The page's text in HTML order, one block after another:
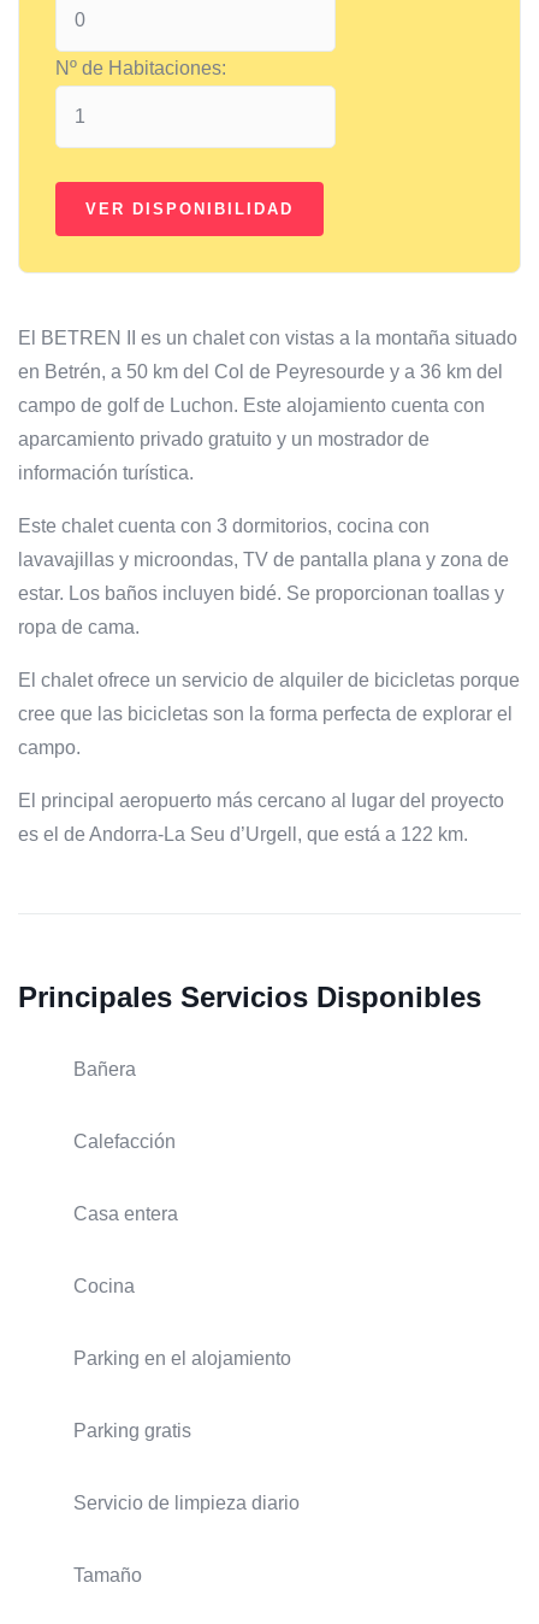
Nº de Habitaciones:
El BETREN II es un chalet con vistas a la montaña situado
en Betrén, a 50 km del Col de Peyresourde y a 36 km del
campo de golf de Luchon. Este alojamiento cuenta con
aparcamiento privado gratuito y un mostrador de
información turística.
Este chalet cuenta con 3 dormitorios, cocina con
lavavajillas y microondas, TV de pantalla plana y zona de
estar. Los baños incluyen bidé. Se proporcionan toallas y
ropa de cama.
El chalet ofrece un servicio de alquiler de bicicletas porque
cree que las bicicletas son la forma perfecta de explorar el
campo.
El principal aeropuerto más cercano al lugar del proyecto
es el de Andorra-La Seu d’Urgell, que está a 122 km.
Principales Servicios Disponibles
Bañera
Calefacción
Casa entera
Cocina
Parking en el alojamiento
Parking gratis
Servicio de limpieza diario
Tamaño